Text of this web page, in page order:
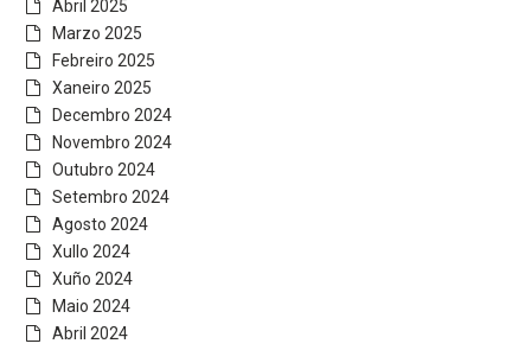
Abril 2025
Marzo 2025
Febreiro 2025
Xaneiro 2025
Decembro 2024
Novembro 2024
Outubro 2024
Setembro 2024
Agosto 2024
Xullo 2024
Xuño 2024
Maio 2024
Abril 2024